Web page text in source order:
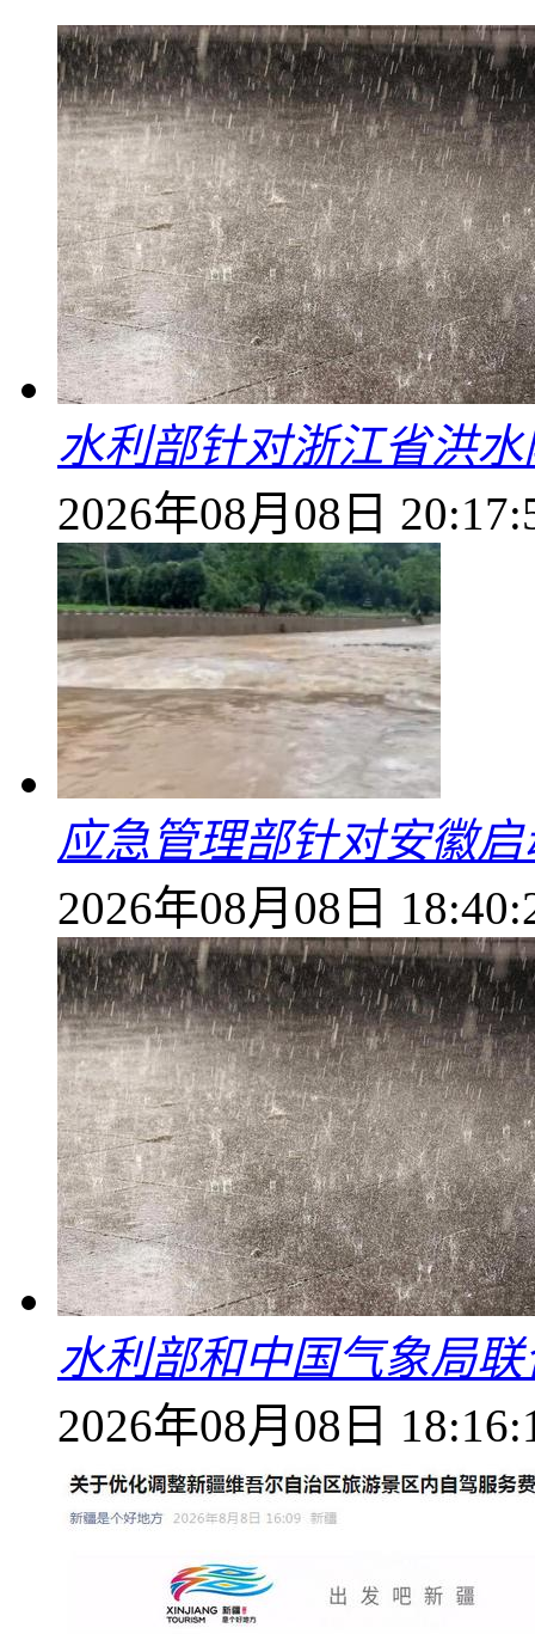
水利部针对浙江省洪
2026年08月08日
应急管理部针对安徽
2026年08月08日
水利部和中国气象局
2026年08月08日